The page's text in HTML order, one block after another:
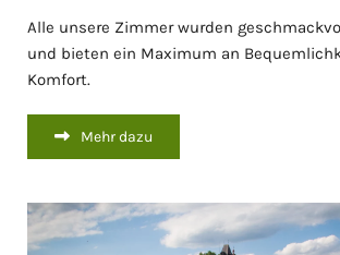
Alle unsere Zimmer wurden
und bieten ein Maximum an
Komfort.
Mehr dazu